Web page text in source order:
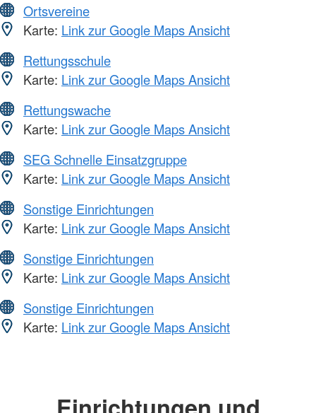
Ortsvereine
Karte: Link zur Google Maps Ansicht
Rettungsschule
Karte: Link zur Google Maps Ansicht
Rettungswache
Karte: Link zur Google Maps Ansicht
SEG Schnelle Einsatzgruppe
Karte: Link zur Google Maps Ansicht
Sonstige Einrichtungen
Karte: Link zur Google Maps Ansicht
Sonstige Einrichtungen
Karte: Link zur Google Maps Ansicht
Sonstige Einrichtungen
Karte: Link zur Google Maps Ansicht